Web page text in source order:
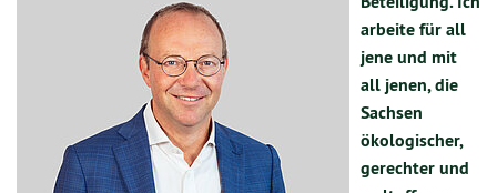
arbeite für all
jene und mit
all jenen, die
Sachsen
ökologischer,
gerechter und